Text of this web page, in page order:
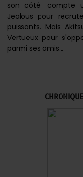
son côté, compte
Jealous pour
puissants. Mais
Vertueux pour
parmi ses amis…